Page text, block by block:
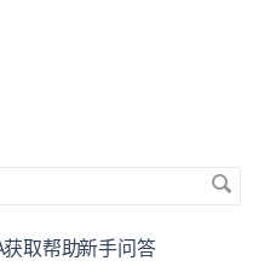
获取帮助新手问答